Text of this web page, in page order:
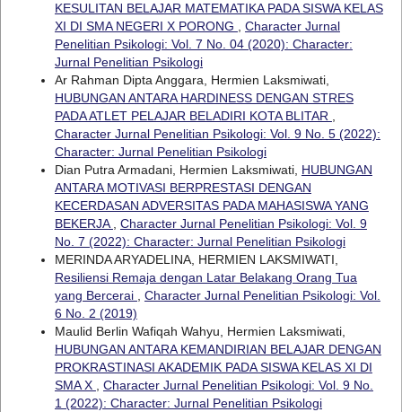
KESULITAN BELAJAR MATEMATIKA PADA SISWA KELAS
XI DI SMA NEGERI X PORONG , Character Jurnal
Penelitian Psikologi: Vol. 7 No. 04 (2020): Character:
Jurnal Penelitian Psikologi
Ar Rahman Dipta Anggara, Hermien Laksmiwati,
HUBUNGAN ANTARA HARDINESS DENGAN STRES
PADA ATLET PELAJAR BELADIRI KOTA BLITAR ,
Character Jurnal Penelitian Psikologi: Vol. 9 No. 5 (2022):
Character: Jurnal Penelitian Psikologi
Dian Putra Armadani, Hermien Laksmiwati, HUBUNGAN
ANTARA MOTIVASI BERPRESTASI DENGAN
KECERDASAN ADVERSITAS PADA MAHASISWA YANG
BEKERJA, Character Jurnal Penelitian Psikologi: Vol. 9
No. 7 (2022): Character: Jurnal Penelitian Psikologi
MERINDA ARYADELINA, HERMIEN LAKSMIWATI,
Resiliensi Remaja dengan Latar Belakang Orang Tua
yang Bercerai , Character Jurnal Penelitian Psikologi: Vol.
6 No. 2 (2019)
Maulid Berlin Wafiqah Wahyu, Hermien Laksmiwati,
HUBUNGAN ANTARA KEMANDIRIAN BELAJAR DENGAN
PROKRASTINASI AKADEMIK PADA SISWA KELAS XI DI
SMA X , Character Jurnal Penelitian Psikologi: Vol. 9 No.
1 (2022): Character: Jurnal Penelitian Psikologi